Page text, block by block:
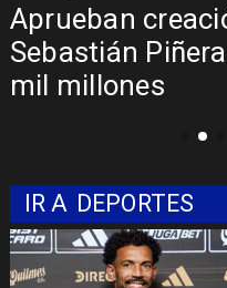
Claudio Bravo
fichaje de
IR A DEPORTES